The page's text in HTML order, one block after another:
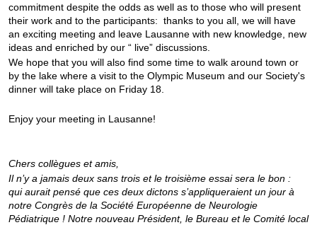
commitment despite the odds as well as to those who will present
their work and to the participants: thanks to you all, we will have
an exciting meeting and leave Lausanne with new knowledge, new
ideas and enriched by our “ live” discussions.
We hope that you will also find some time to walk around town or
by the lake where a visit to the Olympic Museum and our Society's
dinner will take place on Friday 18.
Enjoy your meeting in Lausanne!
Chers collègues et amis,
Il n’y a jamais deux sans trois et le troisième essai sera le bon :
qui aurait pensé que ces deux dictons s’appliqueraient un jour à
notre Congrès de la Société Européenne de Neurologie
Pédiatrique ! Notre nouveau Président, le Bureau et le Comité local